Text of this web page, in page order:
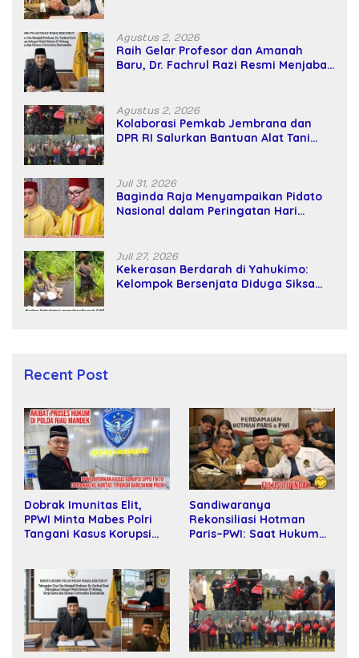
Agustus 2, 2026
Raih Gelar Profesor dan Amanah
Baru, Dr. Fachrul Razi Resmi Menjabat
Agustus 2, 2026
Kolaborasi Pemkab Jembrana dan
DPR RI Salurkan Bantuan Alat Tani
Juli 31, 2026
Baginda Raja Menyampaikan Pidato
Nasional dalam Peringatan Hari
Juli 27, 2026
Kekerasan Berdarah di Yahukimo:
Kelompok Bersenjata Diduga Siksa
Recent Post
Dobrak Imunitas Elit,
PPWI Minta Mabes Polri
Tangani Kasus Korupsi
Sandiwaranya
Rekonsiliasi Hotman
Paris–PWI: Saat Hukum